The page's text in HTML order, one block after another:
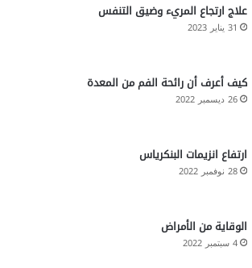
علاج ارتجاع المريء وضيق التنفس
31 يناير 2023
كيف أعرف أن رائحة الفم من المعدة
26 ديسمبر 2022
ارتفاع انزيمات البنكرياس
28 نوفمبر 2022
الوقاية من الأمراض
4 سبتمبر 2022